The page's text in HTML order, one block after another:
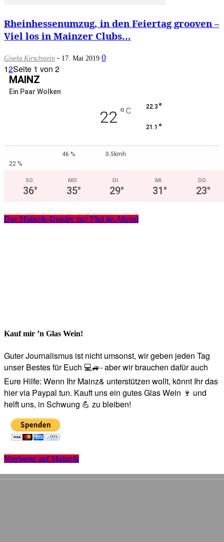
Rheinhessenumzug, in den Feiertag grooven –
Viel los in Mainzer Clubs...
Gisela Kirschstein - 17. Mai 2019 0
12Seite 1 von 2
MAINZ
Ein Paar Wolken
22 ° C 22.3 °
21.1 °
46 %
0.5kmh
22 %
SO.
36°
MO.
35°
DI.
29°
MI.
31°
DO.
23°
Das Mainz&-Dossier zur Flut im Ahrtal
Kauf mir ’n Glas Wein!
Guter Journalismus ist nicht umsonst, wir geben jeden Tag
unser Bestes für Euch 💻🚙- aber wir brauchen dafür auch
Eure Hilfe: Wenn Ihr Mainz& unterstützen wollt, könnt Ihr das
hier via Paypal tun. Kauft uns ein gutes Glas Wein 🍷 und
helft uns, in Schwung 💪 zu bleiben!
Werbung auf Mainz&